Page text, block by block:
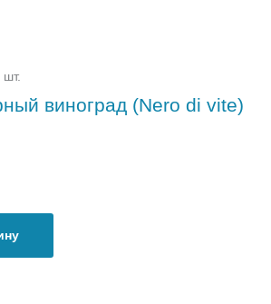
виноград (Nero di vite)